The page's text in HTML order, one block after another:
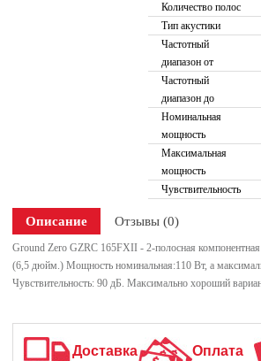
Количество полос
Тип акустики
Частотный
диапазон от
Частотный
диапазон до
Номинальная
мощность
Максимальная
мощность
Чувствительность
Описание Отзывы (0)
Ground Zero GZRC 165FXII - 2-полосная
(6,5 дюйм.) Мощность номинальная:110 Вт, а
Чувствительность: 90 дБ. Максимально хороший
Доставка Оплата